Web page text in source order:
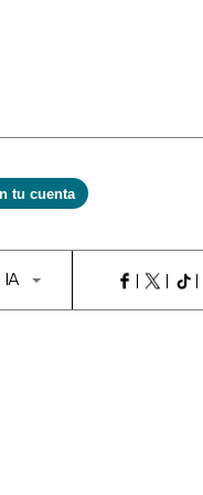
tu cuenta